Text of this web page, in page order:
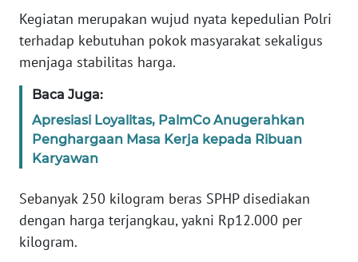
Kegiatan merupakan wujud nyata kepedulian Polri
terhadap kebutuhan pokok masyarakat sekaligus
menjaga stabilitas harga.
Baca Juga:
Apresiasi Loyalitas, PalmCo Anugerahkan
Penghargaan Masa Kerja kepada Ribuan
Karyawan
Sebanyak 250 kilogram beras SPHP disediakan
dengan harga terjangkau, yakni Rp12.000 per
kilogram.
DISCLAIMER
Regional
WN
SUMUT
WN
JAKARTA